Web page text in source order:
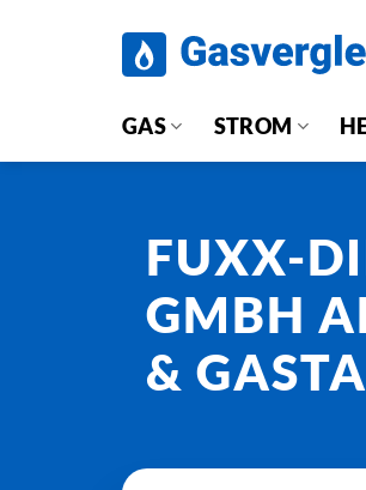
GAS STROM
FUXX-
GMBH
&